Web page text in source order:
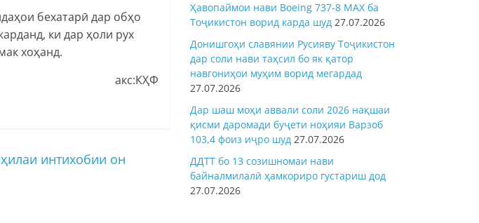
бехатарӣ дар обҳо
ки дар ҳоли рух
хоҳанд.
акс:КҲФ
интихобии он
Ҳавопаймои нави Boeing 737-8 MAX ба
Тоҷикистон ворид карда шуд 27.07.2026
Донишгоҳи славянии Русияву Тоҷикистон
дар соли нави таҳсил бо як қатор
навгониҳои муҳим ворид мегардад
27.07.2026
Дар шаш моҳи аввали соли 2026 нақшаи
қисми даромади буҷети ноҳияи Варзоб
103,4 фоиз иҷро шуд 27.07.2026
ДДТТ бо 13 созишномаи нави
байналмилалӣ ҳамкориро густариш дод
27.07.2026